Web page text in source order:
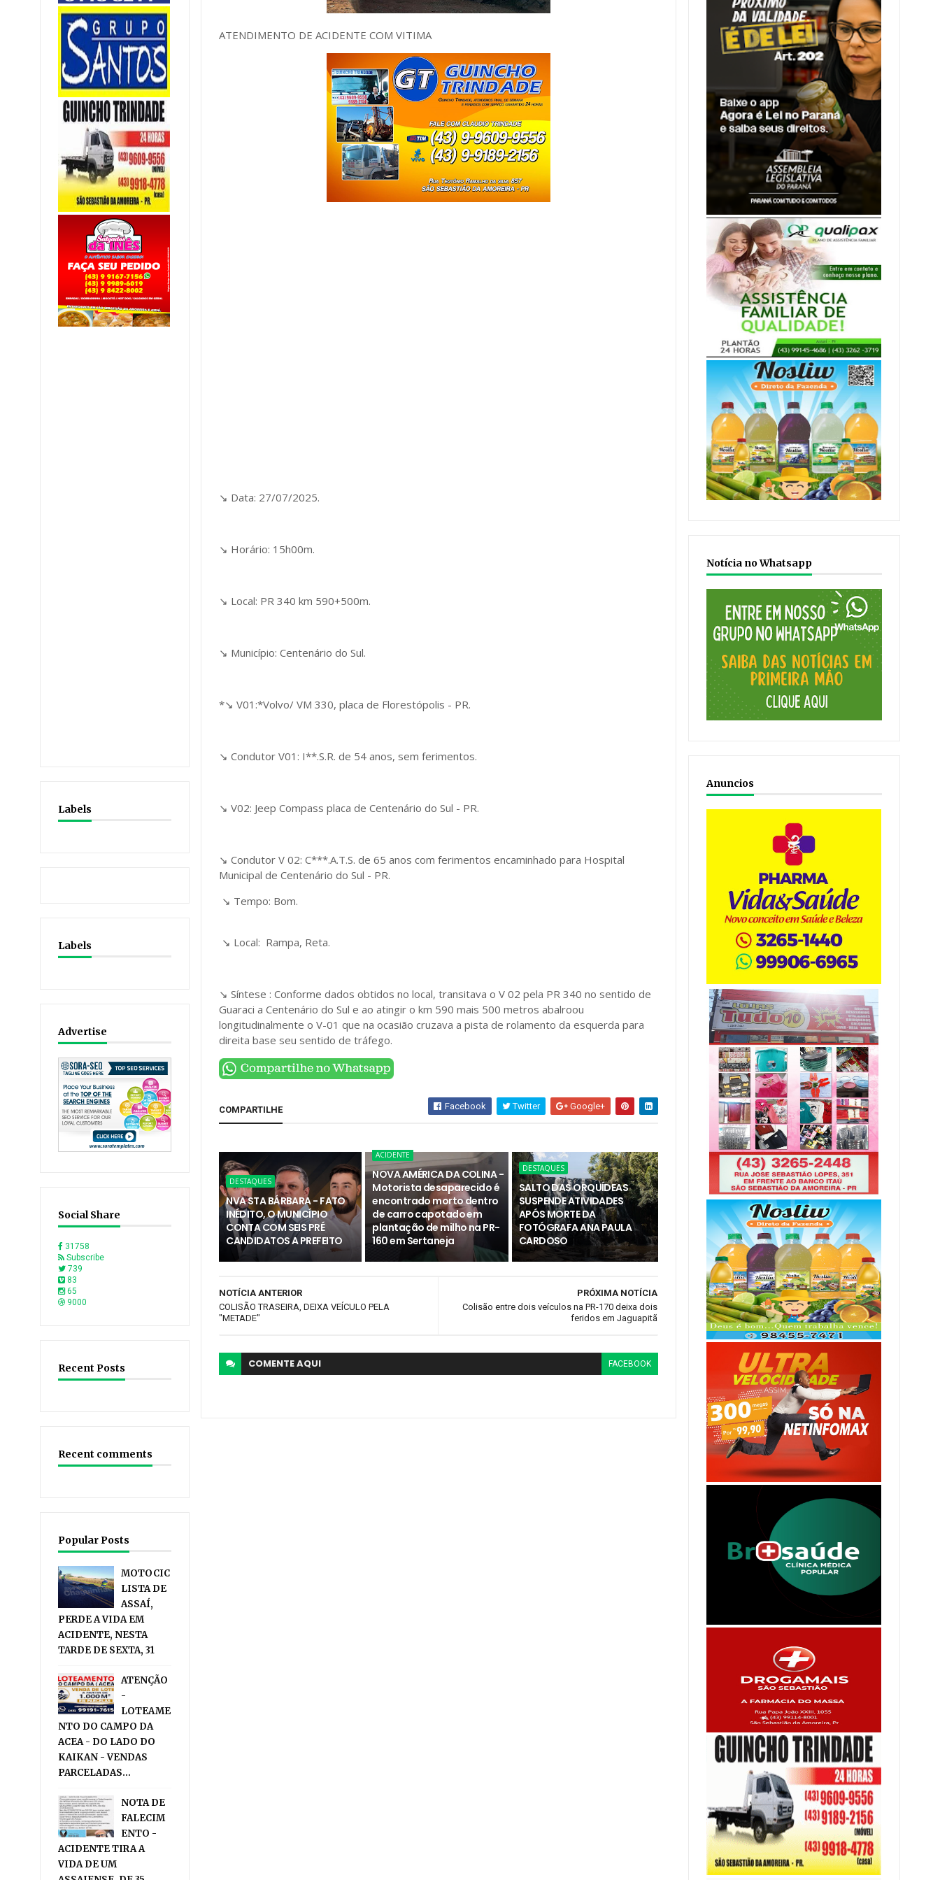
Labels
Labels
Advertise
Social Share
31758
Subscribe
739
83
65
9000
Recent Posts
Recent comments
Popular Posts
MOTOCIC
LISTA DE
ASSAÍ,
PERDE A VIDA EM
ACIDENTE, NESTA
TARDE DE SEXTA, 31
ATENÇÃO
-
LOTEAME
NTO DO CAMPO DA
ACEA - DO LADO DO
KAIKAN - VENDAS
PARCELADAS...
NOTA DE
FALECIM
ENTO -
ACIDENTE TIRA A
VIDA DE UM
ATENDIMENTO DE ACIDENTE COM VITIMA
↘️ Data: 27/07/2025.
↘️ Horário: 15h00m.
↘️ Local: PR 340 km 590+500m.
↘️ Município: Centenário do Sul.
*↘️ V01:*Volvo/ VM 330, placa de Florestópolis - PR.
↘️ Condutor V01: I**.S.R. de 54 anos, sem ferimentos.
↘️ V02: Jeep Compass placa de Centenário do Sul - PR.
↘️ Condutor V 02: C***.A.T.S. de 65 anos com ferimentos encaminhado para Hospital
Municipal de Centenário do Sul - PR.
↘️ Tempo: Bom.
↘️ Local: Rampa, Reta.
↘️ Síntese : Conforme dados obtidos no local, transitava o V 02 pela PR 340 no sentido de
Guaraci a Centenário do Sul e ao atingir o km 590 mais 500 metros abalroou
longitudinalmente o V-01 que na ocasião cruzava a pista de rolamento da esquerda para
direita base seu sentido de tráfego.
COMPARTILHE Facebook Twitter Google+
DESTAQUES
NVA STA BÁRBARA - FATO
INÉDITO, O MUNICÍPIO
CONTA COM SEIS PRÉ
CANDIDATOS A PREFEITO
ACIDENTE
NOVA AMÉRICA DA COLINA -
Motorista desaparecido é
encontrado morto dentro
de carro capotado em
plantação de milho na PR-
160 em Sertaneja
DESTAQUES
SALTO DAS ORQUÍDEAS
SUSPENDE ATIVIDADES
APÓS MORTE DA
FOTÓGRAFA ANA PAULA
CARDOSO
PRÓXIMA NOTÍCIA
Colisão entre dois veículos na PR-170 deixa dois
feridos em Jaguapitã
NOTÍCIA ANTERIOR
COLISÃO TRASEIRA, DEIXA VEÍCULO PELA
"METADE"
COMENTEAQUI FACEBOOK
Notícia no Whatsapp
Anuncios